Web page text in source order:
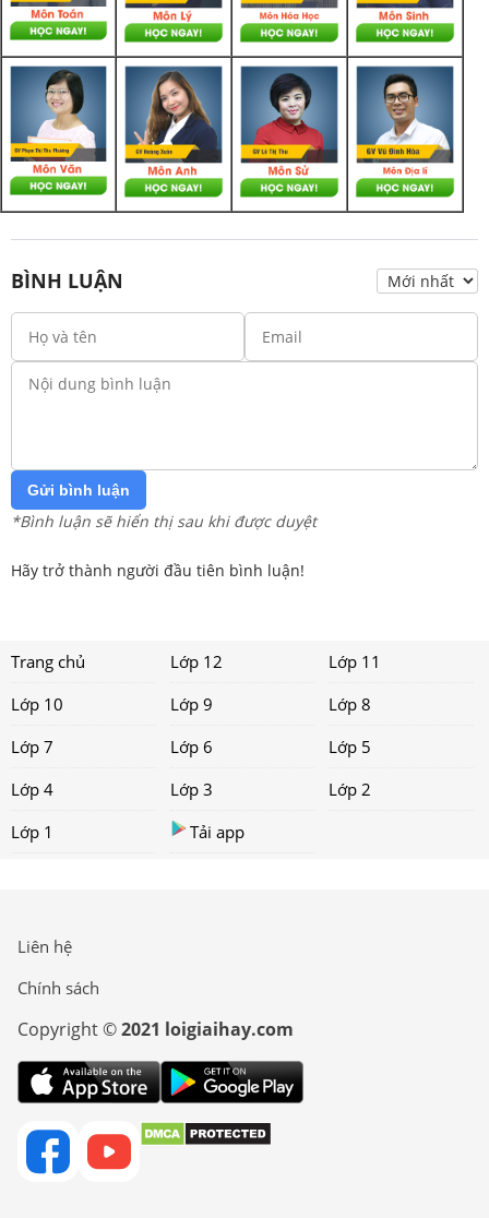
BÌNH LUẬN
Gửi bình luận
*Bình luận sẽ hiển thị sau khi được duyệt
Hãy trở thành người đầu tiên bình luận!
Trang chủ Lớp 12
Lớp 11
Lớp 10
Lớp 9
Lớp 8
Lớp 7
Lớp 6
Lớp 5
Lớp 4
Lớp 3
Lớp 2
Lớp 1
Tải app
Liên hệ
Chính sách
Copyright ©2021 loigiaihay.com